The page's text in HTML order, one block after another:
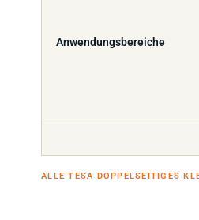
Anwendungsbereiche